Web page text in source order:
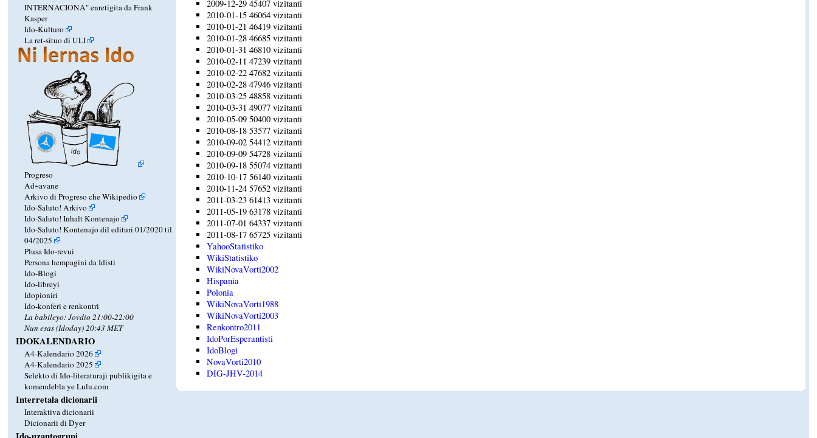
INTERNACIONA" enretigita da Frank
Kasper
Ido-Kulturo
La ret-situo di ULI
Progreso
Ad~avane
Arkivo di Progreso che Wikipedio
Ido-Saluto! Arkivo
Ido-Saluto! Inhalt Kontenajo
Ido-Saluto! Kontenajo dil edituri 01/2020 til
04/2025
Plusa Ido-revui
Persona hempagini da Idisti
Ido-Blogi
Ido-libreyi
Idopioniri
Ido-konferi e renkontri
La babileyo: Jovdio 21:00-22:00
Nun esas (Idoday) 20:43 MET
IDOKALENDARIO
A4-Kalendario 2026
A4-Kalendario 2025
Selekto di Ido-literaturaji publikigita e
komendebla ye Lulu.com
Interretala dicionarii
Interaktiva dicionarii
Dicionarii di Dyer
2009-12-29 45407 vizitanti
2010-01-15 46064 vizitanti
2010-01-21 46419 vizitanti
2010-01-28 46685 vizitanti
2010-01-31 46810 vizitanti
2010-02-11 47239 vizitanti
2010-02-22 47682 vizitanti
2010-02-28 47946 vizitanti
2010-03-25 48858 vizitanti
2010-03-31 49077 vizitanti
2010-05-09 50400 vizitanti
2010-08-18 53577 vizitanti
2010-09-02 54412 vizitanti
2010-09-09 54728 vizitanti
2010-09-18 55074 vizitanti
2010-10-17 56140 vizitanti
2010-11-24 57652 vizitanti
2011-03-23 61413 vizitanti
2011-05-19 63178 vizitanti
2011-07-01 64337 vizitanti
2011-08-17 65725 vizitanti
YahooStatistiko
WikiStatistiko
WikiNovaVorti2002
Hispania
Polonia
WikiNovaVorti1988
WikiNovaVorti2003
Renkontro2011
IdoPorEsperantisti
IdoBlogi
NovaVorti2010
DIG-JHV-2014